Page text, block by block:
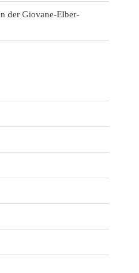
der Giovane-Elber-